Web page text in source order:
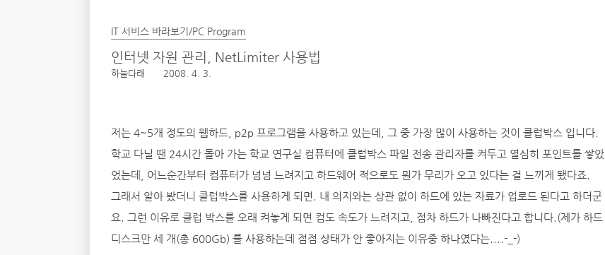
IT 서비스 바라보기/PC Program
인터넷 자원 관리, NetLimiter 사용법
하늘다래 2008. 4. 3.
저는 4~5개 정도의 웹하드, p2p 프로그램을 사용하고 있는데, 그 중 가장 많이 사용하는 것이 클럽박스 입니다.
학교 다닐 땐 24시간 돌아 가는 학교 연구실 컴퓨터에 클럽박스 파일 전송 관리자를 켜두고 열심히 포인트를 쌓았
었는데, 어느순간부터 컴퓨터가 넘넘 느려지고 하드웨어 적으로도 뭔가 무리가 오고 있다는 걸 느끼게 됐다죠.
그래서 알아 봤더니 클럽박스를 사용하게 되면. 내 의지와는 상관 없이 하드에 있는 자료가 업로드 된다고 하더군
요. 그런 이유로 클럽 박스를 오래 켜놓게 되면 컴도 속도가 느려지고, 점차 하드가 나빠진다고 합니다.(제가 하드
디스크만 세 개(총 600Gb) 를 사용하는데 점점 상태가 안 좋아지는 이유중 하나였다는....-_-)